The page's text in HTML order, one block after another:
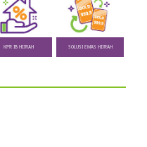
KPR IB HIJRAH SOLUSI EMAS HIJRAH